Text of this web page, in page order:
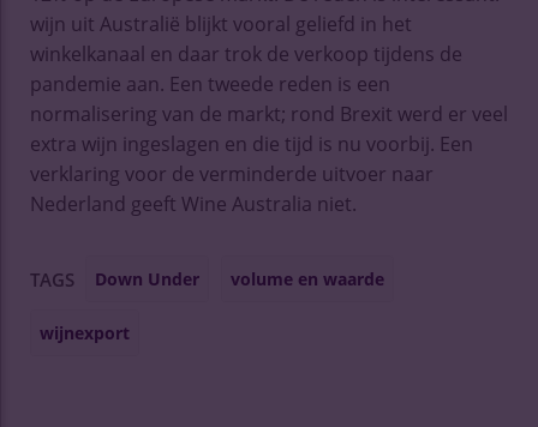
wijn uit Australië blijkt vooral geliefd in het
winkelkanaal en daar trok de verkoop tijdens de
pandemie aan. Een tweede reden is een
normalisering van de markt; rond Brexit werd er veel
extra wijn ingeslagen en die tijd is nu voorbij. Een
verklaring voor de verminderde uitvoer naar
Nederland geeft Wine Australia niet.
TAGS Down Under volume en waarde
wijnexport